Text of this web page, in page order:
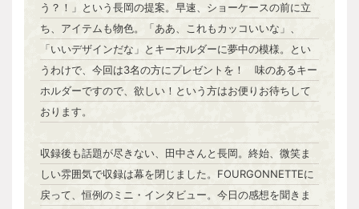
う？！」という長岡の提案。早速、ショーケースの前に立
ち、アイテムも物色。「ああ、これもカッコいいな」、
「いいデザインだな」とキーホルダーに夢中の模様。とい
うわけで、今回は3名の方にプレゼントを！ 味のあるキー
ホルダーですので、欲しい！という方はお便りお待ちして
おります。
収録後も話題が尽きない、田中さんと長岡。終始、微笑ま
しい雰囲気で収録は幕を閉じました。FOURGONNETTEに
戻って、恒例のミニ・インタビュー。今日の感想を聞きま